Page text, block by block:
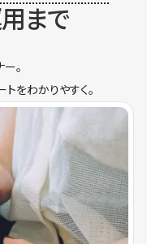
まで
。
をわかりやすく。